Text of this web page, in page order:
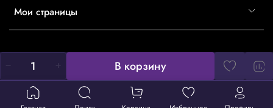
В корзину
Мои страницы